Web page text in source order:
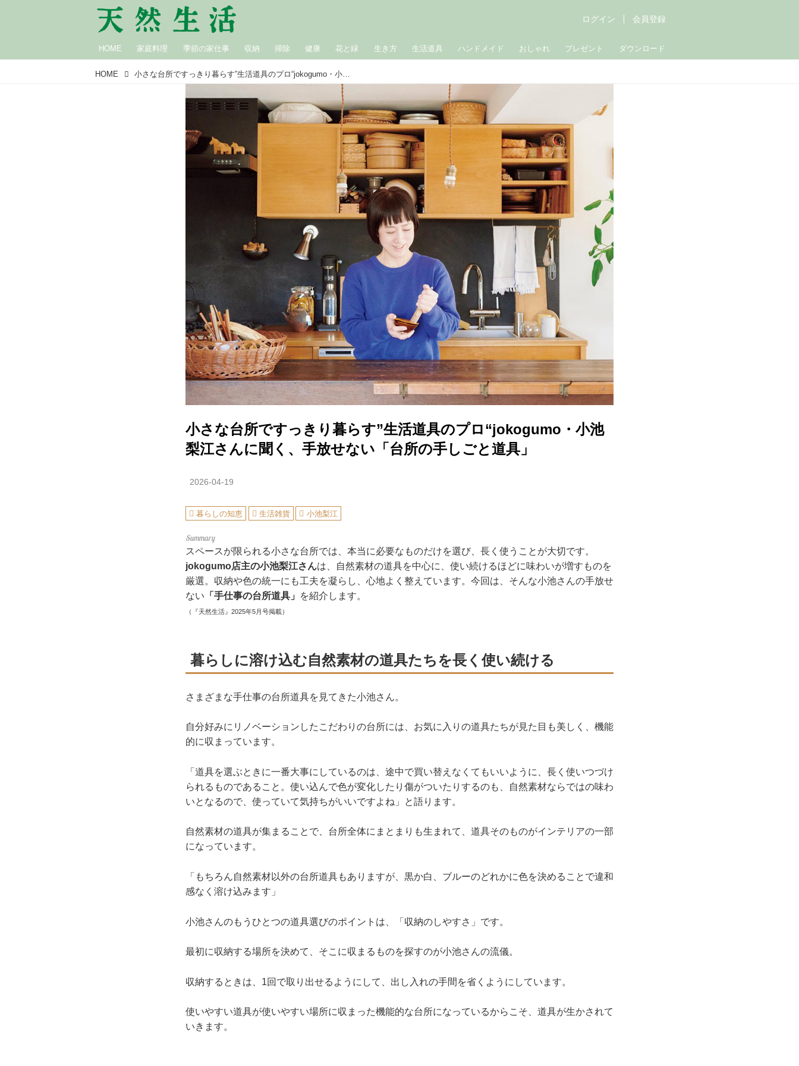
HOME 家庭料理 季節の家仕事 収納 掃除 健康 花と緑 生き方 生活道具 ハンドメイド おしゃれ プレゼント ダウンロード
ログイン 会員登録
HOME 小さな台所ですっきり暮らす”生活道具のプロ“jokogumo・小池梨江さんに聞く、手放せない「台所の手しごと道具」
小さな台所ですっきり暮らす”生活道具のプロ“jokogumo・小池
梨江さんに聞く、手放せない「台所の手しごと道具」
2026-04-19
暮らしの知恵 生活雑貨 小池梨江
スペースが限られる小さな台所では、本当に必要なものだけを選び、長く使うことが大切です。
jokogumo店主の小池梨江さんは、自然素材の道具を中心に、使い続けるほどに味わいが増すものを
厳選。収納や色の統一にも工夫を凝らし、心地よく整えています。今回は、そんな小池さんの手放せ
ない 「手仕事の台所道具」 を紹介します。
（『天然生活』2025年5月号掲載）
暮らしに溶け込む自然素材の道具たちを長く使い続ける
さまざまな手仕事の台所道具を見てきた小池さん。
自分好みにリノベーションしたこだわりの台所には、お気に入りの道具たちが見た目も美しく、機能
的に収まっています。
「道具を選ぶときに一番大事にしているのは、途中で買い替えなくてもいいように、長く使いつづけ
られるものであること。使い込んで色が変化したり傷がついたりするのも、自然素材ならではの味わ
いとなるので、使っていて気持ちがいいですよね」と語ります。
自然素材の道具が集まることで、台所全体にまとまりも生まれて、道具そのものがインテリアの一部
になっています。
「もちろん自然素材以外の台所道具もありますが、黒か白、ブルーのどれかに色を決めることで違和
感なく溶け込みます」
小池さんのもうひとつの道具選びのポイントは、「収納のしやすさ」です。
最初に収納する場所を決めて、そこに収まるものを探すのが小池さんの流儀。
収納するときは、1回で取り出せるようにして、出し入れの手間を省くようにしています。
使いやすい道具が使いやすい場所に収まった機能的な台所になっているからこそ、道具が生かされて
いきます。